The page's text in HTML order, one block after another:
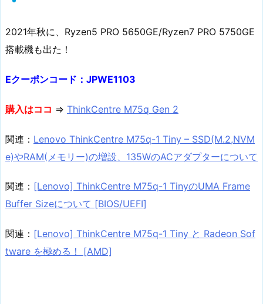
2021年秋に、Ryzen5 PRO 5650GE/Ryzen7 PRO 5750GE
搭載機も出た！
Eクーポンコード：JPWE1103
購入はココ ⇒ ThinkCentre M75q Gen 2
関連： Lenovo ThinkCentre M75q-1 Tiny – SSD(M.2,NVM
e)やRAM(メモリー)の増設、135WのACアダプターについて
関連： [Lenovo] ThinkCentre M75q-1 TinyのUMA Frame
Buffer Sizeについて [BIOS/UEFI]
関連： [Lenovo] ThinkCentre M75q-1 Tiny と Radeon Sof
tware を極める！ [AMD]